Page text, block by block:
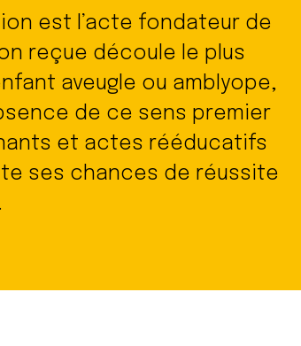
est l’acte fondateur de
reçue découle le plus
aveugle ou amblyope,
de ce sens premier
et actes rééducatifs
ses chances de réussite